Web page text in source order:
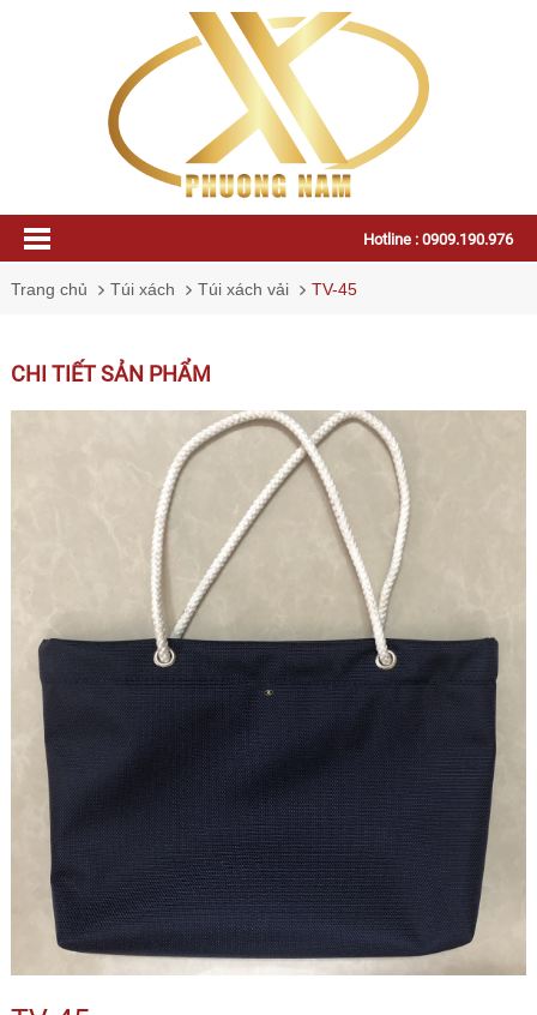
Hotline : 0909.190.976
Trang chủ Túi xách Túi xách vải TV-45
CHI TIẾT SẢN PHẨM